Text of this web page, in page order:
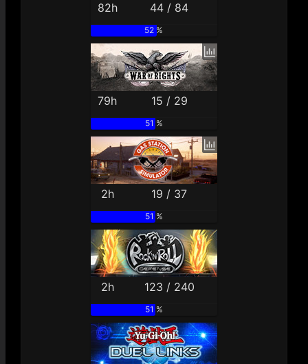
82h 44 / 84
52 %
79h 15 / 29
51 %
2h 19 / 37
51 %
2h 123 / 240
51 %